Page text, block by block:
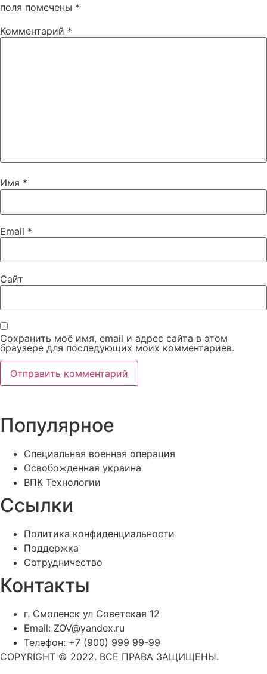
поля помечены *
Комментарий *
Имя *
Email *
Сайт
Сохранить моё имя, email и адрес сайта в этом
браузере для последующих моих комментариев.
Популярное
Специальная военная операция
Освобожденная украина
ВПК Технологии
Ссылки
Политика конфиденциальности
Поддержка
Сотрудничество
Контакты
г. Смоленск ул Советская 12
Email: ZOV@yandex.ru
Телефон: +7 (900) 999 99-99
COPYRIGHT © 2022. ВСЕ ПРАВА ЗАЩИЩЕНЫ.